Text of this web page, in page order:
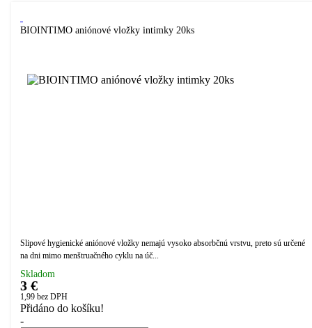
BIOINTIMO aniónové vložky intimky 20ks
Slipové hygienické aniónové vložky nemajú vysoko absorbčnú vrstvu, preto sú určené
na dni mimo menštruačného cyklu na úč...
Skladom
3 €
1,99 bez DPH
Přidáno do košíku!
-